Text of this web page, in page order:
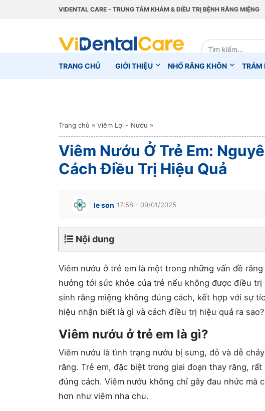
VIDENTAL CARE - TRUNG TÂM KHÁM & ĐIỀU TRỊ BỆNH RĂNG MIỆNG
TRANG CHỦ GIỚI THIỆU NHỔ RĂNG KHÔN TRÁM
Trang chủ » Viêm Lợi - Nướu »
Viêm Nướu Ở Trẻ Em:
Cách Điều Trị Hiệu Quả
le son 17:58 - 09/01/2025
Nội dung
Viêm nướu ở trẻ em là một trong những vấn đề
hưởng tới sức khỏe của trẻ nếu không được điều
sinh răng miệng không đúng cách, kết hợp với sự
hiệu nhận biết là gì và cách điều trị hiệu quả ra
Viêm nướu ở trẻ em là gì?
Viêm nướu là tình trạng nướu bị sưng, đỏ và dễ
răng. Trẻ em, đặc biệt trong giai đoạn thay răng,
đúng cách. Viêm nướu không chỉ gây đau nhức
hơn như viêm nha chu.